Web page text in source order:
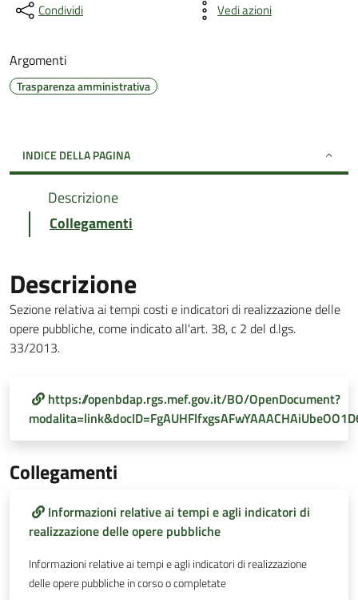
Condividi Vedi azioni
Argomenti
Trasparenza amministrativa
INDICE DELLA PAGINA
Descrizione
Collegamenti
Descrizione
Sezione relativa ai tempi costi e indicatori di realizzazione delle
opere pubbliche, come indicato all'art. 38, c 2 del d.lgs.
33/2013.
https://openbdap.rgs.mef.gov.it/BO/OpenDocument?
Collegamenti
Informazioni relative ai tempi e agli indicatori di
realizzazione delle opere pubbliche
Informazioni relative ai tempi e agli indicatori di realizzazione
delle opere pubbliche in corso o completate